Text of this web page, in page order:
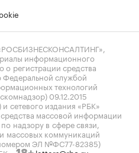
информационного
о регистрации средства
службой
технологий
09.12.2015
издания «РБК»
массовой информации
надзору в сфере связи,
массовых коммуникаций
ЭЛ №ФС77-82385)